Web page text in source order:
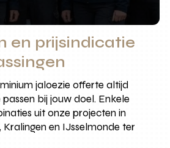
en prijsindicatie
jaloezie offerte altijd
bij jouw doel. Enkele
uit onze projecten in
en IJsselmonde ter